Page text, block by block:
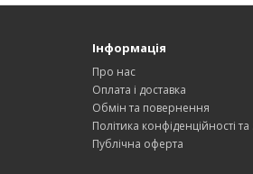
Інформація
Про нас
Оплата і доставка
Обмін та повернення
Політика конфіденційності
Публічна оферта